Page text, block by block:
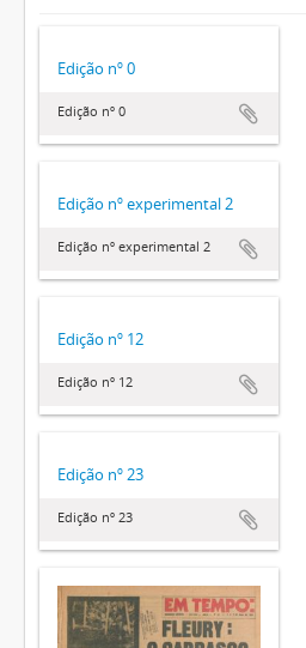
Edição nº 0
Edição nº 0
Edição nº experimental 2
Edição nº experimental 2
Edição nº 12
Edição nº 12
Edição nº 23
Edição nº 23